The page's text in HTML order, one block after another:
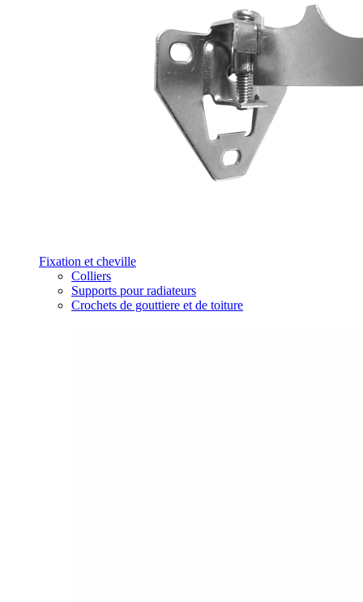
Fixation et cheville
Colliers
Supports pour radiateurs
Crochets de gouttiere et de toiture